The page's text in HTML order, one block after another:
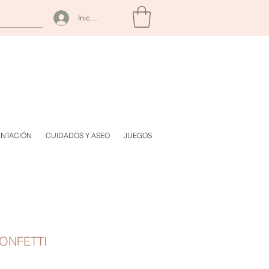
Iniciar sesión
CUIDADOS Y ASEO JUEGOS